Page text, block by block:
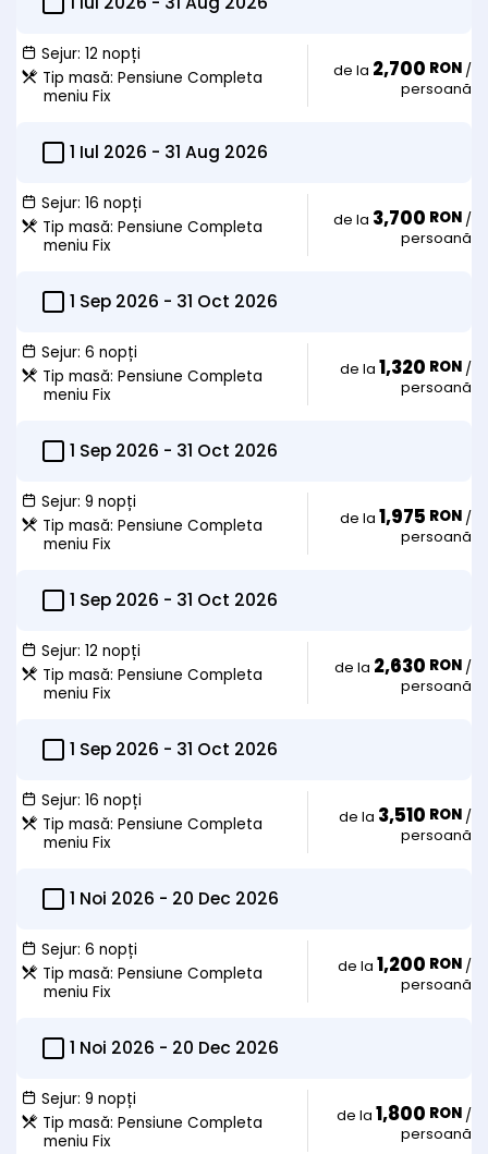
- meniu fix pensiune completa = 50 lei/zi
- masa fisa cont Restaurant Intim = 60 lei/zi
Copii 7-14 ani
- mic dejun = 22.5 lei/zi
- meniu fix pensiune completa = 50 lei/zi
Sejur: 12 nopți
Tip masă: Pensiune Completa
meniu Fix
de la 2,700 RON /
persoană
1 Iul 2026 - 31 Aug 2026
Sejur: 16 nopți
Tip masă: Pensiune Completa
meniu Fix
de la 3,700 RON /
persoană
1 Sep 2026 - 31 Oct 2026
Sejur: 6 nopți
Tip masă: Pensiune Completa
meniu Fix
de la 1,320 RON /
persoană
1 Sep 2026 - 31 Oct 2026
Sejur: 9 nopți
Tip masă: Pensiune Completa
meniu Fix
de la 1,975 RON /
persoană
1 Sep 2026 - 31 Oct 2026
Sejur: 12 nopți
Tip masă: Pensiune Completa
meniu Fix
de la 2,630 RON /
persoană
1 Sep 2026 - 31 Oct 2026
Sejur: 16 nopți
Tip masă: Pensiune Completa
meniu Fix
de la 3,510 RON /
persoană
1 Noi 2026 - 20 Dec 2026
Sejur: 6 nopți
Tip masă: Pensiune Completa
meniu Fix
de la 1,200 RON /
persoană
1 Noi 2026 - 20 Dec 2026
Sejur: 9 nopți
Tip masă: Pensiune Completa
meniu Fix
de la 1,800 RON /
persoană